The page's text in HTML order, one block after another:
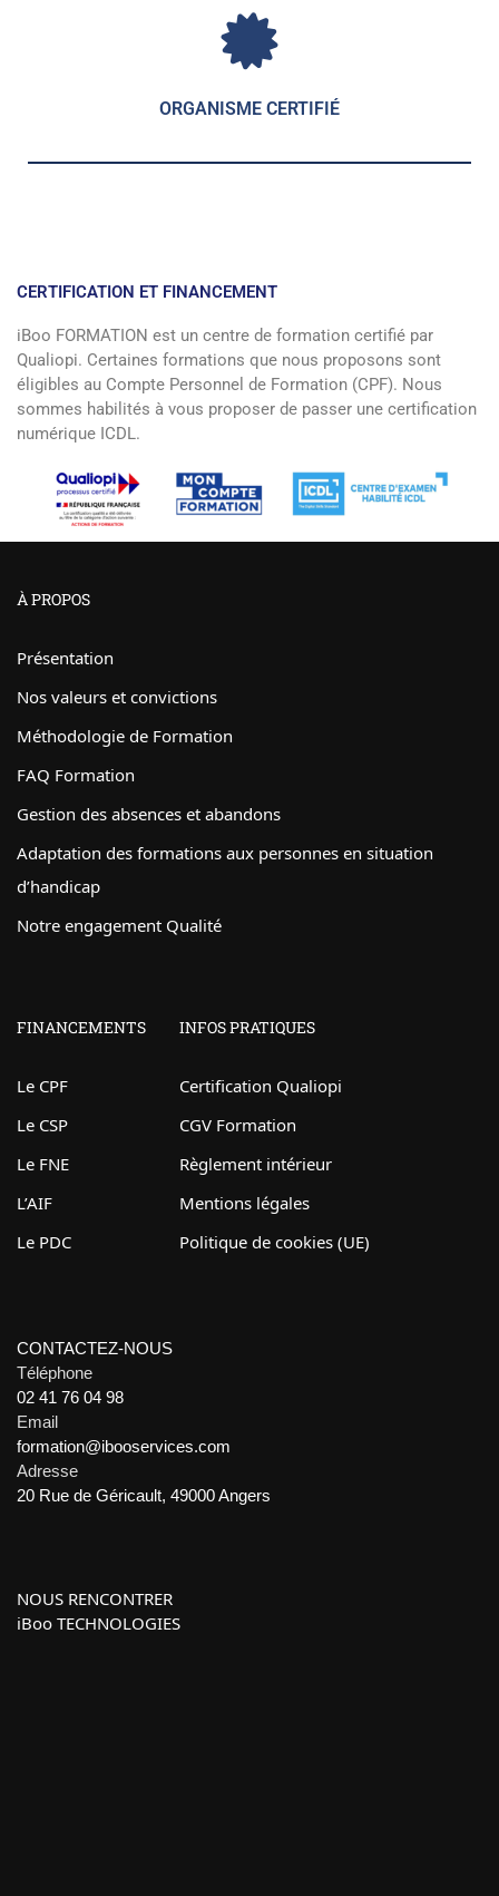
ORGANISME CERTIFIÉ
CERTIFICATION ET FINANCEMENT
iBoo FORMATION est un centre de formation certifié par
Qualiopi. Certaines formations que nous proposons sont
éligibles au Compte Personnel de Formation (CPF). Nous
sommes habilités à vous proposer de passer une certification
numérique ICDL.
À PROPOS
Présentation
Nos valeurs et convictions
Méthodologie de Formation
FAQ Formation
Gestion des absences et abandons
Adaptation des formations aux personnes en situation
d’handicap
Notre engagement Qualité
FINANCEMENTS
Le CPF
Le CSP
Le FNE
L’AIF
Le PDC
INFOS PRATIQUES
Certification Qualiopi
CGV Formation
Règlement intérieur
Mentions légales
Politique de cookies (UE)
CONTACTEZ-NOUS
Téléphone
02 41 76 04 98
Email
formation@ibooservices.com
Adresse
20 Rue de Géricault, 49000 Angers
NOUS RENCONTRER
iBoo TECHNOLOGIES